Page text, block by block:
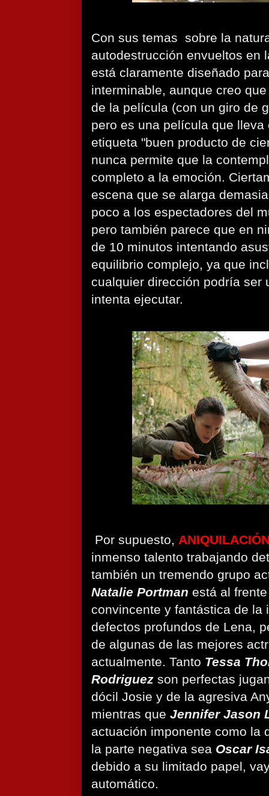
Con sus temas sobre la
autodestrucción envueltos en
está claramente diseñado
interminable, aunque creo
de la película (con un giro de
pero es una película que
etiqueta "buen producto de
nunca permite que la
completo a la emoción.
escena que se alarga
poco a los espectadores del
pero también parece que en
de 10 minutos intentando
equilibrio complejo, ya que
cualquier dirección podría ser
intenta ejecutar.
Por supuesto,
inmenso talento trabajando
también un tremendo grupo
Natalie Portman está al
convincente y fantástica de la
defectos profundos de Lena,
de algunas de las mejores
actualmente. Tanto Tessa
Rodriguez son perfectas
dócil Josie y de la agresiva
mientras que Jennifer Jason
actuación imponente como la
la parte negativa sea Oscar
debido a su limitado papel,
automático.